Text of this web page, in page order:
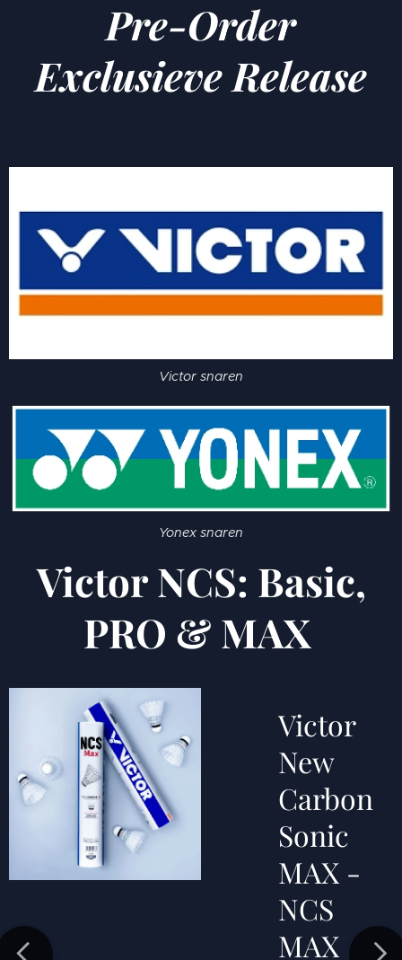
Pre-Order
Exclusieve Release
Victor snaren
Yonex snaren
Victor NCS: Basic,
PRO & MAX
Victor
New
Carbon
Sonic
MAX -
NCS
MAX